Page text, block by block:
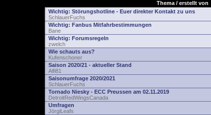
Thema / erstellt von
Wichtig: Störungshotline - Euer direkter Kontakt zu uns
SchlauerFuchs
Wichtig: Fanbus Mitfahrbestimmungen
Bane
Wichtig: Forumsregeln
zwelch
Wie schauts aus?
Kufenschoner
Saison 2020/21 - aktueller Stand
Alfi81
Saisonumfrage 2020/2021
SchlauerFuchs
Tornado Niesky - ECC Preussen am 02.11.2019
DetroitRedWingsCanada
Umfragen
JörgiLeafs